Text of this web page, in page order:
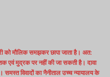
को मौलिक समझकर छापा जाता है। अत:
एवं मुद्रक पर नहीं की जा सकती है। दावा
विवादों का नैनीताल उच्च न्यायालय के